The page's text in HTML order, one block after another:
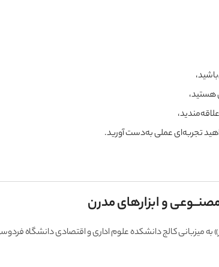
هستید،
تجربه‌ای عملی به‌دست آورید.
و ابزارهای مدرن